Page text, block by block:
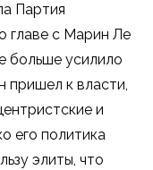
Партия
главе с Марин Ле
больше усилило
пришел к власти,
и
его политика
элиты, что